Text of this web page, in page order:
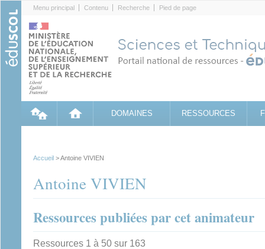
Menu principal Contenu Recherche Pied de page
DOMAINES RESSOURCES
Accueil > Antoine VIVIEN
Antoine VIVIEN
Ressources publiées par cet animateur
Ressources 1 à 50 sur 163